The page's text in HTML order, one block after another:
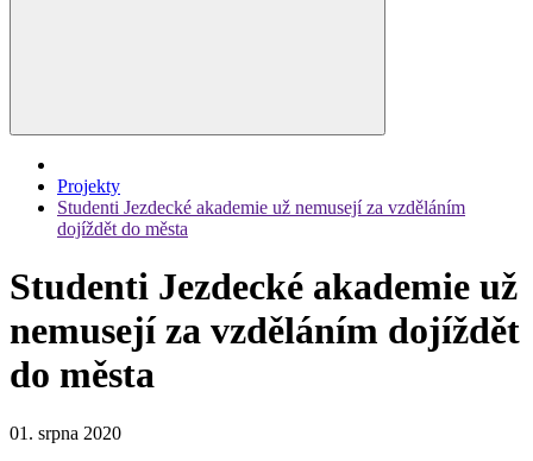
Projekty
Studenti Jezdecké akademie už nemusejí za vzděláním
dojíždět do města
Studenti Jezdecké akademie už
nemusejí za vzděláním dojíždět
do města
01. srpna 2020